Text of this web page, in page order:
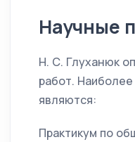
Научные
Н. С. Глуханюк
работ.
являются:
Практикум по